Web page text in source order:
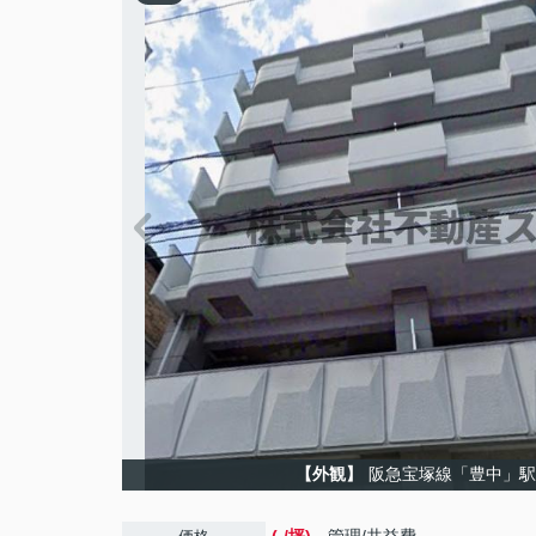
【外観】 阪急宝塚線「豊中」